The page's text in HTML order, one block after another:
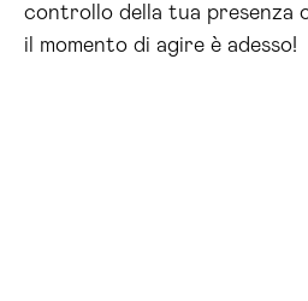
controllo della tua presenza
il momento di agire è adesso!